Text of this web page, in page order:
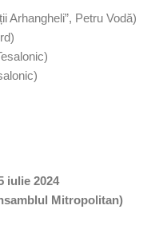
Arhangheli”, Petru Vodă)
iulie 2024
Mitropolitan)